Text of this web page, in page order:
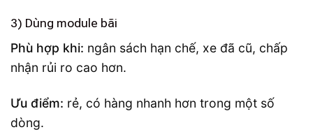
3) Dùng module bãi
Phù hợp khi: ngân sách hạn chế, xe đã cũ, chấp
nhận rủi ro cao hơn.
Ưu điểm: rẻ, có hàng nhanh hơn trong một số
dòng.